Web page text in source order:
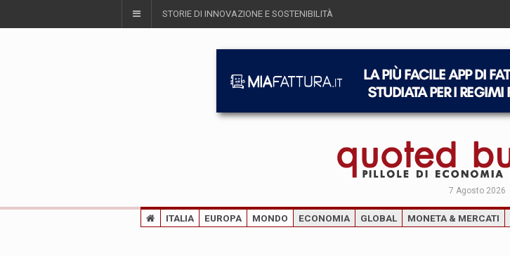
STORIE DI INNOVAZIONE E SOSTENIBILITÀ
7 Agosto 2026
ITALIA EUROPA MONDO ECONOMIA GLOBAL MONETA & MERCATI